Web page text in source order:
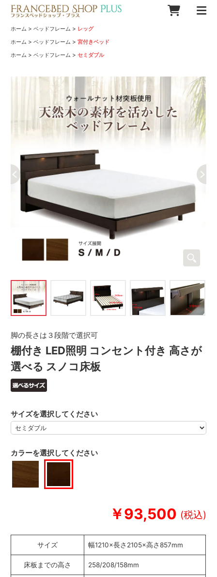
ホーム >ベッドフレーム > レッグ
ホーム >ベッドフレーム >宮付きベッド
ホーム >ベッドフレーム >セミダブル
棚付き LED照明 コンセント付き 高さが
選べる スノコ床板
脚の長さは３段階で選択可
￥93,500
カラーを選択してください
サイズを選択してください
サイズ 幅1210×長さ2105×高さ857mm
床板までの高さ 258/208/158mm